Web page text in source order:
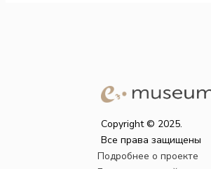
Copyright © 2025.
Все права защищены
Подробнее о проекте